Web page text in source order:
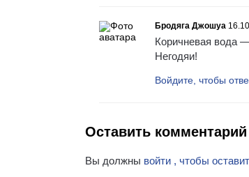
Бродяга Джошуа
Коричневая вода
Негодяи!
Войдите, чтобы
Оставить
Вы должны войти , чтобы